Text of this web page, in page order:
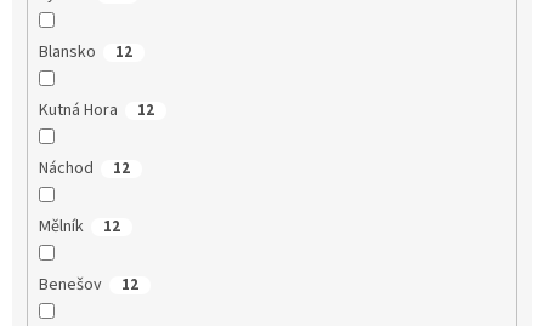
Blansko 12
Kutná Hora 12
Náchod 12
Mělník 12
Benešov 12